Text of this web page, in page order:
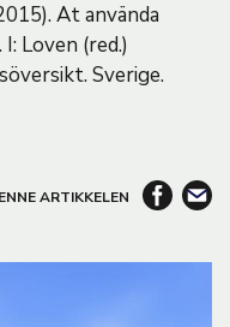
At använda
Loven (red.)
Sverige.
ARTIKKELEN